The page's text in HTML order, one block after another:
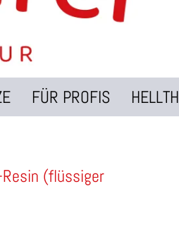
FÜR PROFIS HELLTH
Resin (flüssiger